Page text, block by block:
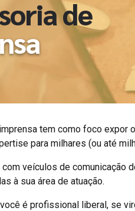
de
tem como foco expor
para milhares (ou até
veículos de comunicação
à sua área de atuação.
é profissional liberal, se